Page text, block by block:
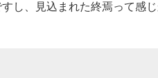
すし、見込まれた終焉って感